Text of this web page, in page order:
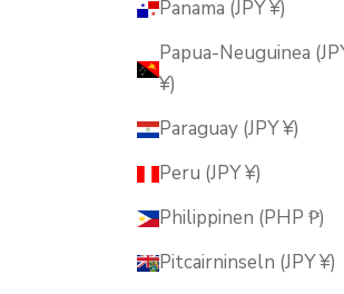
Panama (JPY ¥)
Papua-Neuguinea
¥)
Paraguay (JPY ¥)
Peru (JPY ¥)
Philippinen (PHP ₱)
Pitcairninseln (JPY ¥)